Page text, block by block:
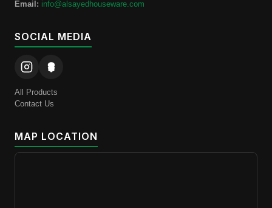
Email: info@alsayedhouseware.com
SOCIAL MEDIA
All Products
Contact Us
MAP LOCATION